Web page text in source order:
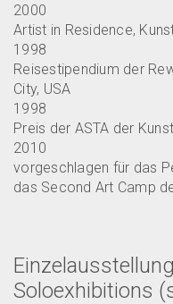
2000
Artist in Residence,
1998
Reisestipendium der
City, USA
1998
Preis der ASTA der
2010
vorgeschlagen für das
das Second Art Camp
Soloexhibitions